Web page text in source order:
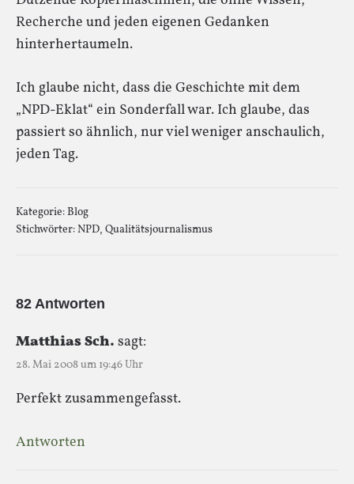
Recherche und jeden eigenen Gedanken
hinterhertaumeln.
Ich glaube nicht, dass die Geschichte mit dem
„NPD-Eklat“ ein Sonderfall war. Ich glaube, das
passiert so ähnlich, nur viel weniger anschaulich,
jeden Tag.
Kategorie:Blog
Stichwörter: NPD, Qualitätsjournalismus
82 Antworten
Matthias Sch. sagt:
28. Mai 2008 um 19:46 Uhr
Perfekt zusammengefasst.
Antworten